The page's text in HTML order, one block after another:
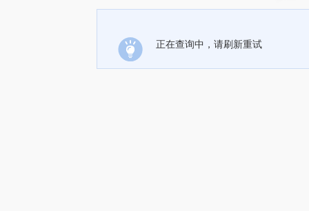
正在查询中，请刷新重试